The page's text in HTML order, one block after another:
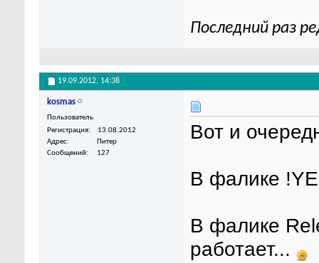
Последний раз
19.09.2012, 14:38
kosmas
Пользователь
Регистрация
13.08.2012
Адрес
Питер
Сообщений
127
Вот и
В фалике
В фалике
работает...